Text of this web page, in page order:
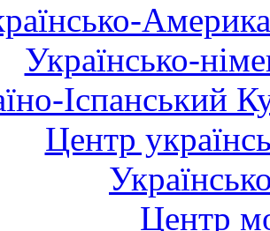
Українсько-
Іспанський
Центр
Центр